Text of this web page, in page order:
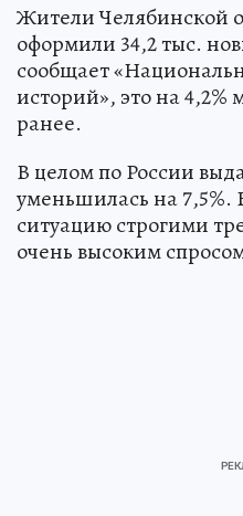
Жители Челябинской
оформили 34,2 тыс.
сообщает
историй», это на
ранее.
В целом по России
уменьшилась на
ситуацию строгими
очень высоким